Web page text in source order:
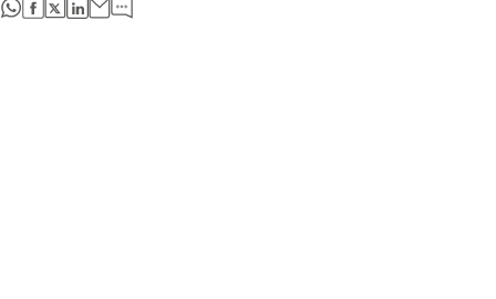
abre en nueva pestaña
abre en nueva pestaña
abre en nueva pestaña
abre en nueva pestaña